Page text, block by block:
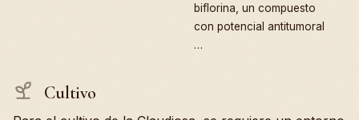
biflorina, un compuesto
con potencial antitumoral
…
Cultivo